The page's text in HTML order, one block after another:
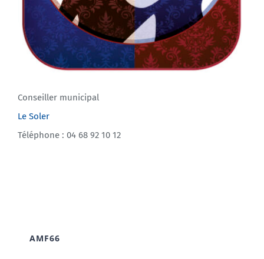
Conseiller municipal
Le Soler
Téléphone : 04 68 92 10 12
AMF66